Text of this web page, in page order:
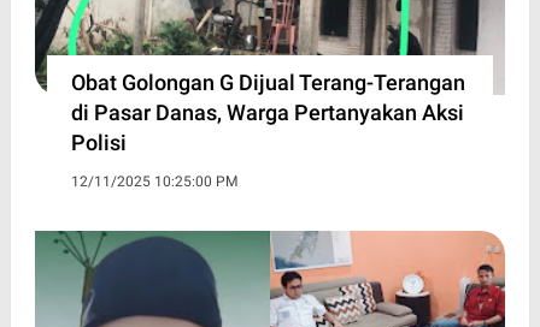
Obat Golongan G Dijual Terang-Terangan
di Pasar Danas, Warga Pertanyakan Aksi
Polisi
12/11/2025 10:25:00 PM